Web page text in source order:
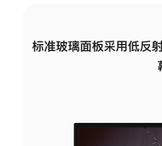
标准玻璃面板采用低反